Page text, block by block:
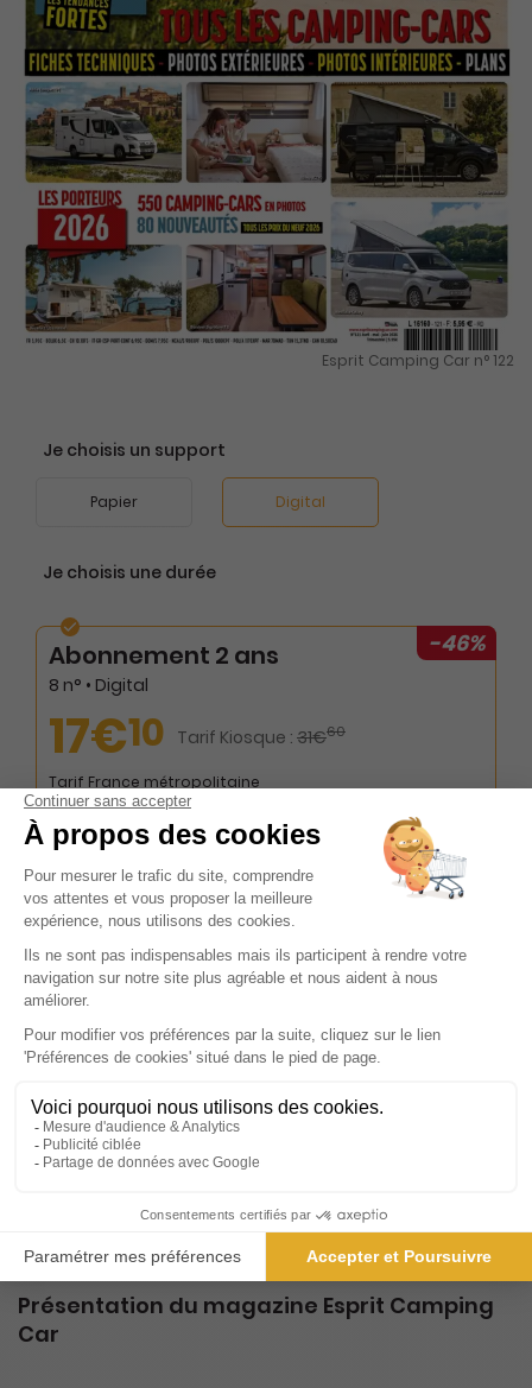
Esprit Camping Car n° 122
Je choisis un support
Papier Digital
Je choisis une durée
-46%
Abonnement 2 ans
8 n° • Digital
17€10 Tarif Kiosque : 31€60
Tarif France métropolitaine
Renouvellement à date d’anniversaire
-43%
Abonnement 1 an
4 n° • Digital
9€00 Tarif Kiosque : 15€
Tarif France métropolitaine
1 n° • Digital
3€95
Présentation du magazine Esprit Camping
Car